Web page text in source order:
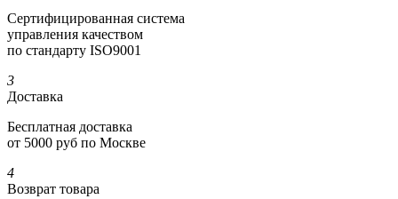
Сертифициро­ванная система
управления качеством
по стандарту ISO9001
3
Доставка
Бесплатная доставка
от 5000 руб по Москве
4
Возврат товара